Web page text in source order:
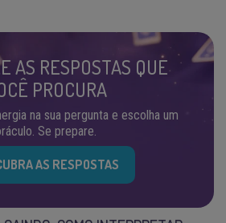
AS RESPOSTAS QUE
PROCURA
na sua pergunta e escolha um
Se prepare.
AS RESPOSTAS